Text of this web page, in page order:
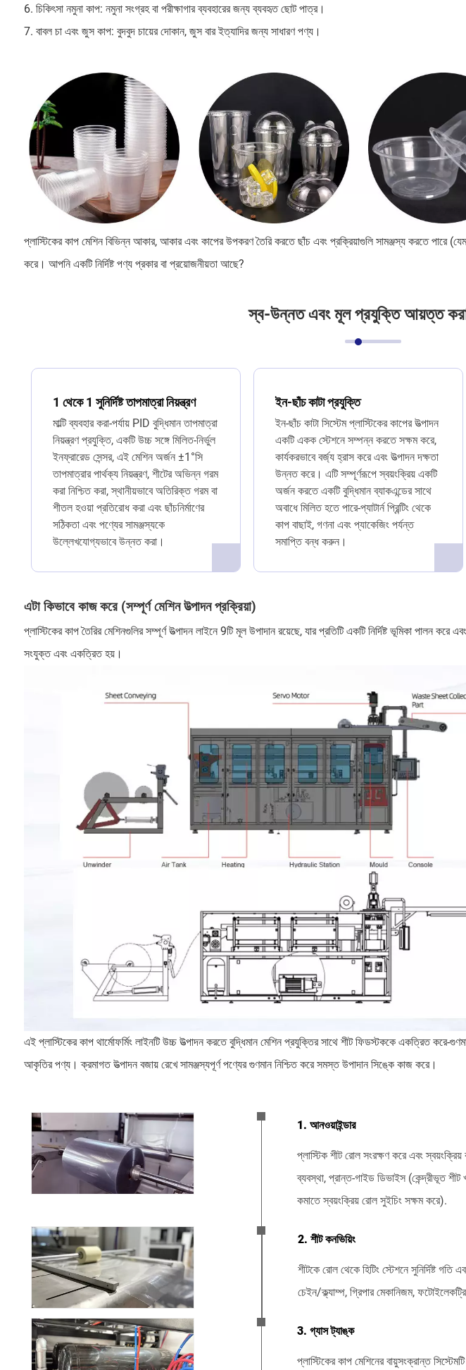
6. চিকিৎসা নমুনা কাপ: নমুনা সংগ্রহ বা পরীক্ষাগার ব্যবহারের জন্য ব্যবহৃত ছোট পাত্র।
7. বাবল চা এবং জুস কাপ: বুদবুদ চায়ের দোকান, জুস বার ইত্যাদির জন্য সাধারণ পণ্য।
প্লাস্টিকের কাপ মেশিন বিভিন্ন আকার, আকার এবং কাপের উপকরণ তৈরি করতে ছাঁচ এবং প্রক্রিয়াগুলি সামঞ্জস্য করতে পারে
করে। আপনি একটি নির্দিষ্ট পণ্য প্রকার বা প্রয়োজনীয়তা আছে?
স্ব-উন্নত এবং মূল প্রযুক্তি আয়ত্ত
1 থেকে 1 সুনির্দিষ্ট তাপমাত্রা নিয়ন্ত্রণ
মাল্টি ব্যবহার করা-পর্যায় PID বুদ্ধিমান তাপমাত্রা
নিয়ন্ত্রণ প্রযুক্তি, একটি উচ্চ সঙ্গে মিলিত-নির্ভুল
ইনফ্রারেড সেন্সর, এই মেশিন অর্জন ±1°সি
তাপমাত্রার পার্থক্য নিয়ন্ত্রণ, শীটের অভিন্ন গরম
করা নিশ্চিত করা, স্থানীয়ভাবে অতিরিক্ত গরম বা
শীতল হওয়া প্রতিরোধ করা এবং ছাঁচনির্মাণের
সঠিকতা এবং পণ্যের সামঞ্জস্যকে
উল্লেখযোগ্যভাবে উন্নত করা।
ইন-ছাঁচ কাটা প্রযুক্তি
ইন-ছাঁচ কাটা সিস্টেম প্লাস্টিকের কাপের উত্পাদন
একটি একক স্টেশনে সম্পন্ন করতে সক্ষম করে,
কার্যকরভাবে বর্জ্য হ্রাস করে এবং উত্পাদন দক্ষতা
উন্নত করে। এটি সম্পূর্ণরূপে স্বয়ংক্রিয় একটি
অর্জন করতে একটি বুদ্ধিমান ব্যাকএন্ডের সাথে
অবাধে মিলিত হতে পারে-প্যাটার্ন প্রিন্টিং থেকে
কাপ বাছাই, গণনা এবং প্যাকেজিং পর্যন্ত
সমাপ্তি বন্ধ করুন।
এটা কিভাবে কাজ করে (সম্পূর্ণ মেশিন উত্পাদন প্রক্রিয়া)
প্লাস্টিকের কাপ তৈরির মেশিনগুলির সম্পূর্ণ উত্পাদন লাইনে 9টি মূল উপাদান রয়েছে, যার প্রতিটি একটি নির্দিষ্ট ভূমিকা পালন করে
সংযুক্ত এবং একত্রিত হয়।
এই প্লাস্টিকের কাপ থার্মোফর্মিং লাইনটি উচ্চ উত্পাদন করতে বুদ্ধিমান মেশিন প্রযুক্তির সাথে শীট ফিডস্টককে একত্রিত করে-
আকৃতির পণ্য। ক্রমাগত উত্পাদন বজায় রেখে সামঞ্জস্যপূর্ণ পণ্যের গুণমান নিশ্চিত করে সমস্ত উপাদান সিঙ্কে কাজ করে।
1. আনওয়াইন্ডার
প্লাস্টিক শীট রোল সংরক্ষণ করে এবং স্বয়ংক্রিয়
ব্যবস্থা, প্রান্ত-গাইড ডিভাইস (কেন্দ্রীভূত
কমাতে স্বয়ংক্রিয় রোল সুইচিং সক্ষম করে).
2. শীট কনভিয়িং
শীটকে রোল থেকে হিটিং স্টেশনে সুনির্দিষ্ট
চেইন/ক্ল্যাম্প, গ্রিপার মেকানিজম,
3. গ্যাস ট্যাঙ্ক
প্লাস্টিকের কাপ মেশিনের বায়ুসংক্রান্ত